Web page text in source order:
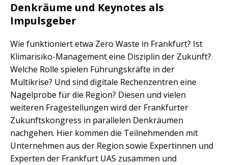
Denkräume und Keynotes als
Impulsgeber
Wie funktioniert etwa Zero Waste in Frankfurt? Ist
Klimarisiko-Management eine Disziplin der Zukunft?
Welche Rolle spielen Führungskräfte in der
Multikrise? Und sind digitale Rechenzentren eine
Nagelprobe für die Region? Diesen und vielen
weiteren Fragestellungen wird der Frankfurter
Zukunftskongress in parallelen Denkräumen
nachgehen. Hier kommen die Teilnehmenden mit
Unternehmen aus der Region sowie Expertinnen und
Experten der Frankfurt UAS zusammen und